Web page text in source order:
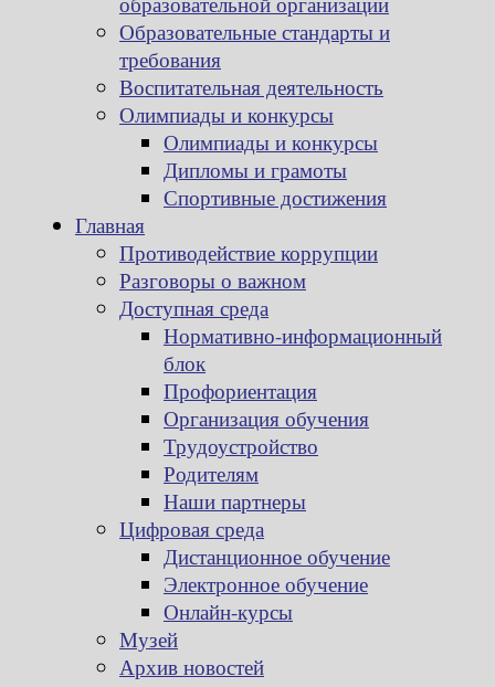
Образовательные стандарты и
требования
Воспитательная деятельность
Олимпиады и конкурсы
Олимпиады и конкурсы
Дипломы и грамоты
Спортивные достижения
Главная
Противодействие коррупции
Разговоры о важном
Доступная среда
Нормативно-информационный
блок
Профориентация
Организация обучения
Трудоустройство
Родителям
Наши партнеры
Цифровая среда
Дистанционное обучение
Электронное обучение
Онлайн-курсы
Музей
Архив новостей